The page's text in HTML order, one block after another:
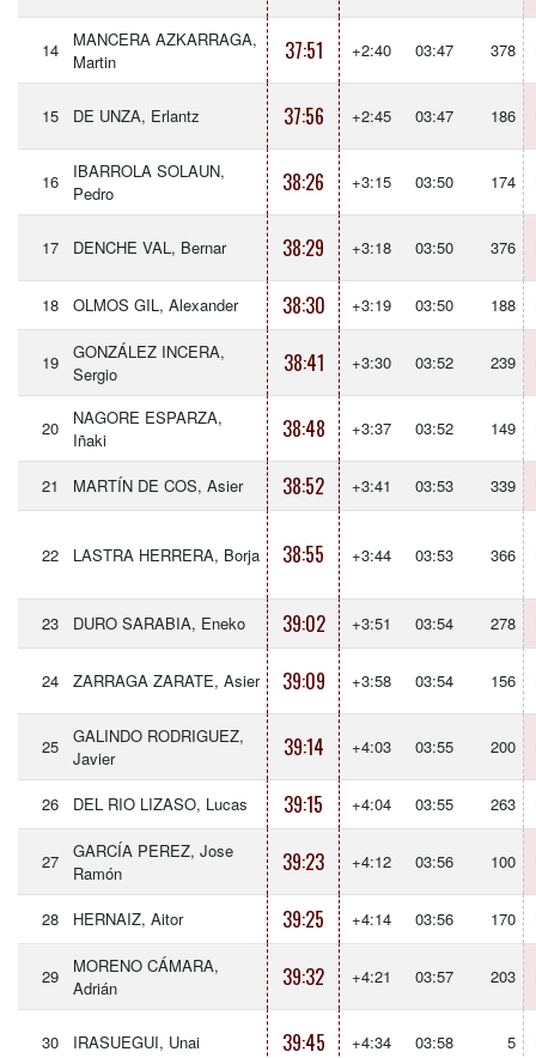
14
MANCERA AZKARRAGA,
Martin
37:51 +2:40 03:47 378
15 DE UNZA, Erlantz 37:56 +2:45 03:47 186
16
IBARROLA SOLAUN,
Pedro
38:26 +3:15 03:50 174
17 DENCHE VAL, Bernar 38:29 +3:18 03:50 376
18 OLMOS GIL, Alexander 38:30 +3:19 03:50 188
19
GONZÁLEZ INCERA,
Sergio
38:41 +3:30 03:52 239
20
NAGORE ESPARZA,
Iñaki
38:48 +3:37 03:52 149
21 MARTÍN DE COS, Asier 38:52 +3:41 03:53 339
22 LASTRA HERRERA, Borja 38:55 +3:44 03:53 366
23 DURO SARABIA, Eneko 39:02 +3:51 03:54 278
24 ZARRAGA ZARATE, Asier 39:09 +3:58 03:54 156
25
GALINDO RODRIGUEZ,
Javier
39:14 +4:03 03:55 200
26 DEL RIO LIZASO, Lucas 39:15 +4:04 03:55 263
27
GARCÍA PEREZ, Jose
Ramón
39:23 +4:12 03:56 100
28 HERNAIZ, Aitor 39:25 +4:14 03:56 170
29
MORENO CÁMARA,
Adrián
39:32 +4:21 03:57 203
30 IRASUEGUI, Unai 39:45 +4:34 03:58 5